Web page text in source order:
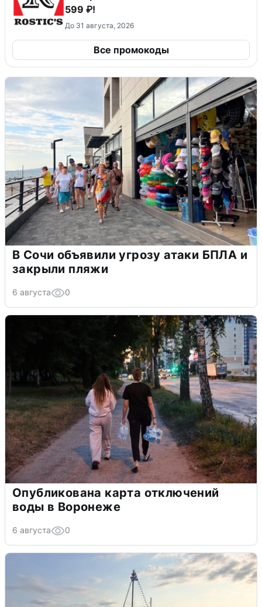
599 ₽!
До 31 августа, 2026
Все промокоды
В Сочи объявили угрозу атаки БПЛА и
закрыли пляжи
6 августа 0
Опубликована карта отключений
воды в Воронеже
6 августа 0